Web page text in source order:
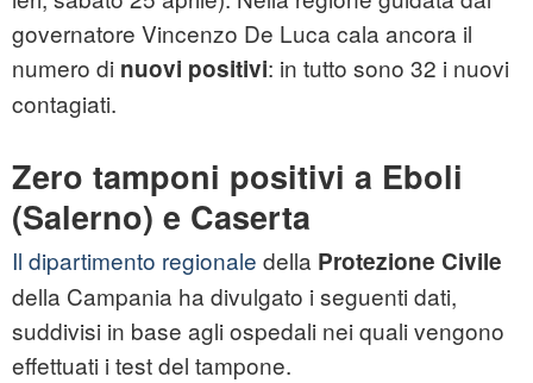
governatore Vincenzo De Luca cala ancora il
numero di nuovi positivi: in tutto sono 32 i nuovi
contagiati.
Zero tamponi positivi a Eboli
(Salerno) e Caserta
Il dipartimento regionale della Protezione Civile
della Campania ha divulgato i seguenti dati,
suddivisi in base agli ospedali nei quali vengono
effettuati i test del tampone.